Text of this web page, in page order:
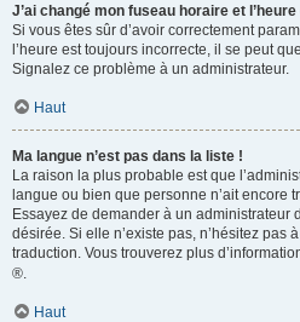
J’ai changé mon fuseau horaire et
Si vous êtes sûr d’avoir correctement
l’heure est toujours incorrecte, il se peut
Signalez ce problème à un administrateur.
Haut
Ma langue n’est pas dans la liste !
La raison la plus probable est que
langue ou bien que personne n’ait encore
Essayez de demander à un administrateur
désirée. Si elle n’existe pas, n’hésitez pas
traduction. Vous trouverez plus
®.
Haut